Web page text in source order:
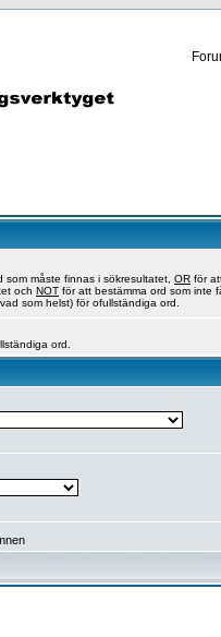
som måste finnas i sökresultatet, OR för
och NOT för att bestämma ord som inte
som helst) för ofullständiga ord.
ord.